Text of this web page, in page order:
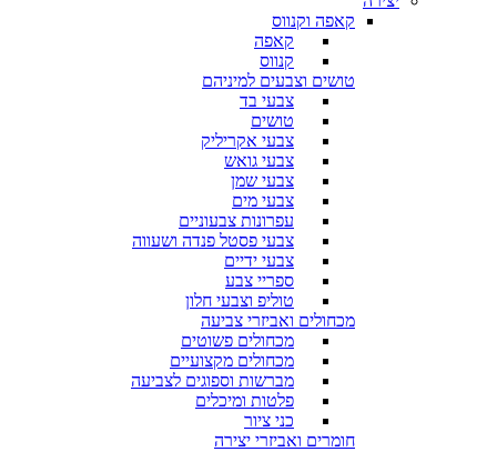
קאפה וקנווס
קאפה
קנווס
טושים וצבעים למיניהם
צבעי בד
טושים
צבעי אקריליק
צבעי גואש
צבעי שמן
צבעי מים
עפרונות צבעוניים
צבעי פסטל פנדה ושעווה
צבעי ידיים
ספריי צבע
טוליפ וצבעי חלון
מכחולים ואביזרי צביעה
מכחולים פשוטים
מכחולים מקצועיים
מברשות וספוגים לצביעה
פלטות ומיכלים
כני ציור
חומרים ואביזרי יצירה